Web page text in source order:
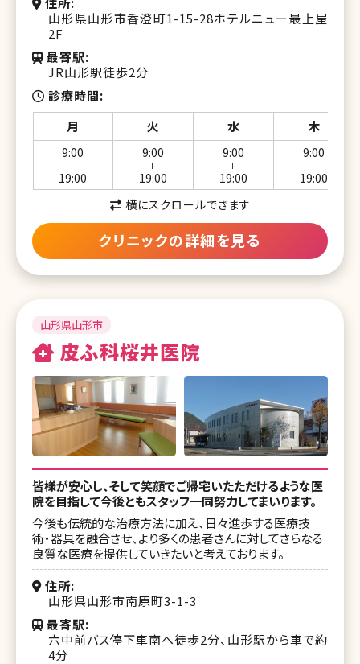
山形県山形市香澄町1-15-28ホテルニュー最上屋
2F
最寄駅
JR山形駅徒歩2分
診療時間
月
火 水 木
9:00
19:00
9:00
19:00
9:00
19:00
9:00
19:00
横にスクロールできます
クリニックの詳細を見る
山形県山形市
皮ふ科桜井医院
皆様が安心し、そして笑顔でご帰宅いたただけるような医
院を目指して今後ともスタッフ一同努力してまいります。
今後も伝統的な治療方法に加え、日々進歩する医療技
術・器具を融合させ、より多くの患者さんに対してさらなる
良質な医療を提供していきたいと考えております。
住所
山形県山形市南原町3-1-3
最寄駅
六中前バス停下車南へ徒歩2分、山形駅から車で約
4分